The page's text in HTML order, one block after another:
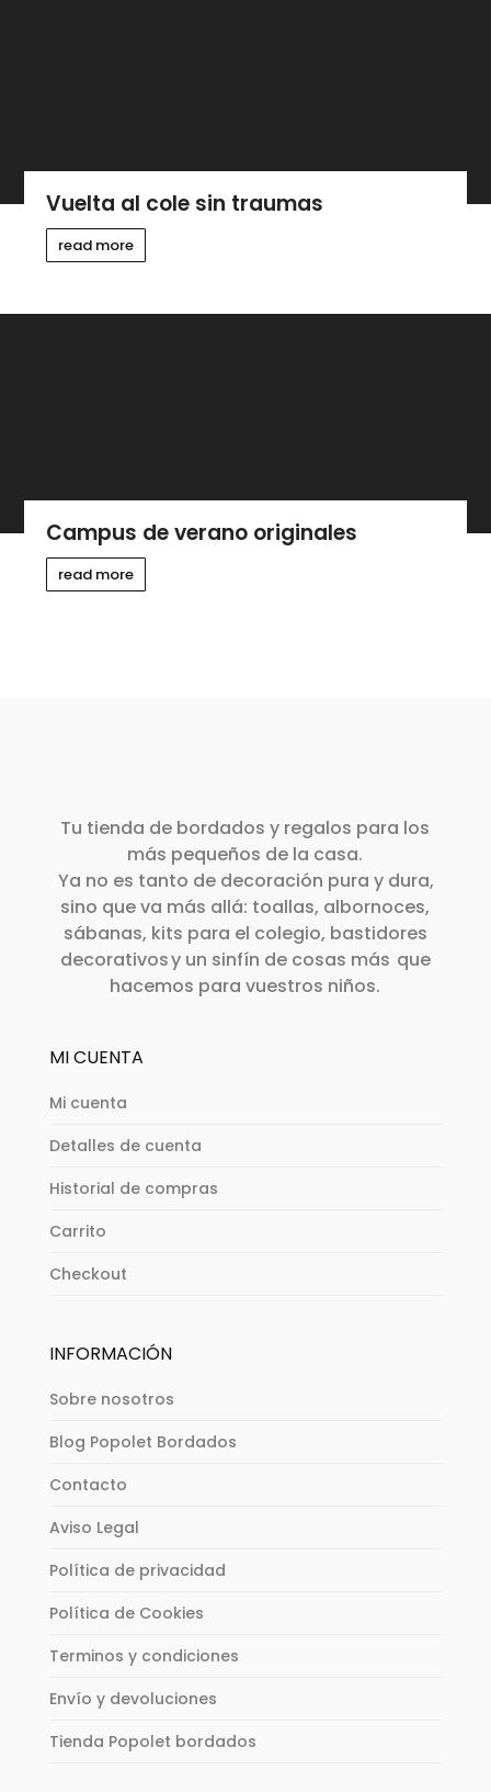
Vuelta al cole sin traumas
read more
Campus de verano originales
read more
Tu tienda de bordados y regalos para los
más pequeños de la casa.
Ya no es tanto de decoración pura y dura,
sino que va más allá: toallas, albornoces,
sábanas, kits para el colegio, bastidores
decorativos y un sinfín de cosas más que
hacemos para vuestros niños.
MI CUENTA
Mi cuenta
Detalles de cuenta
Historial de compras
Carrito
Checkout
INFORMACIÓN
Sobre nosotros
Blog Popolet Bordados
Contacto
Aviso Legal
Política de privacidad
Política de Cookies
Terminos y condiciones
Envío y devoluciones
Tienda Popolet bordados